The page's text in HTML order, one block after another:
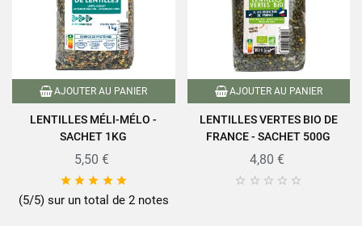
AJOUTER AU PANIER
LENTILLES MÉLI-MÉLO -
SACHET 1KG
5,50 €
    
(5/5) sur un total de 2 notes
AJOUTER AU PANIER
LENTILLES VERTES BIO DE
FRANCE - SACHET 500G
4,80 €
    